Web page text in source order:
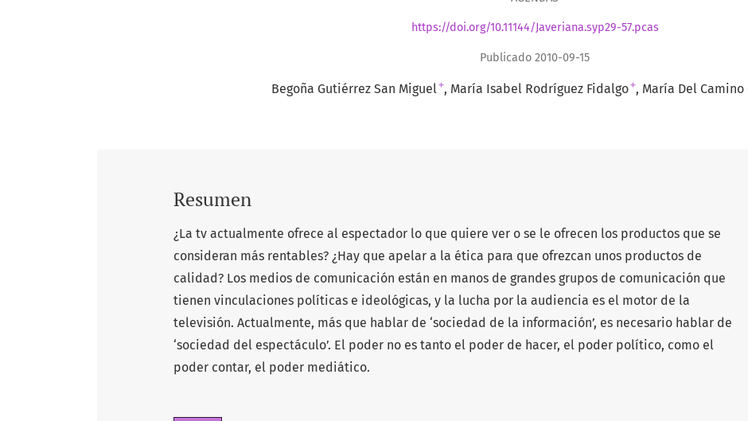
https://doi.org/10.11144/Javeriana.syp29-57.pcas
Publicado 2010-09-15
Begoña Gutiérrez San Miguel + María Isabel Rodríguez Fidalgo+ María Del Camino
Resumen
¿La tv actualmente ofrece al espectador lo que quiere ver o se le ofrecen los productos que se
consideran más rentables? ¿Hay que apelar a la ética para que ofrezcan unos productos de
calidad? Los medios de comunicación están en manos de grandes grupos de comunicación que
tienen vinculaciones políticas e ideológicas, y la lucha por la audiencia es el motor de la
televisión. Actualmente, más que hablar de ‘sociedad de la información’, es necesario hablar de
‘sociedad del espectáculo’. El poder no es tanto el poder de hacer, el poder político, como el
poder contar, el poder mediático.